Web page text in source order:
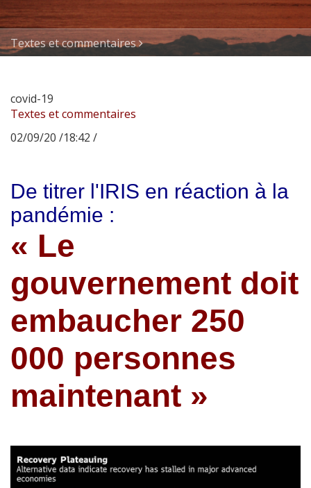
Textes et commentaires
covid-19
Textes et commentaires
02/09/20 /18:42 /
De titrer l'IRIS en réaction à la
pandémie :
« Le
gouvernement doit
embaucher 250
000 personnes
maintenant »